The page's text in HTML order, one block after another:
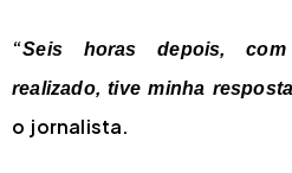
“Seis horas depois,
realizado, tive minha
o jornalista.